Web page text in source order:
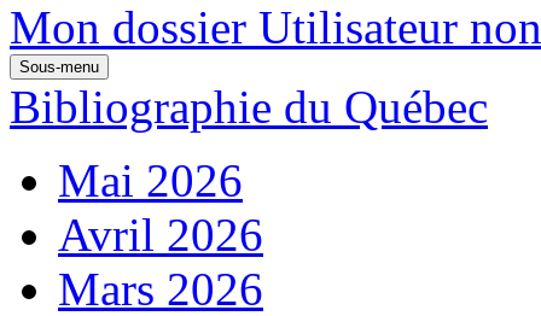
Mon dossier Utilisateur
Sous-menu
Bibliographie du Québec
Mai 2026
Avril 2026
Mars 2026